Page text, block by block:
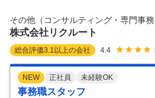
す。 担当プロジェクトは、その時点の状
が、ご経験や希望等を踏まえて決定しま
その他（コンサルティング・専門事
株式会社リクルート
総合評価3.1 以上の会社 4.4
NEW 正社員 未経験OK
事務職スタッフ